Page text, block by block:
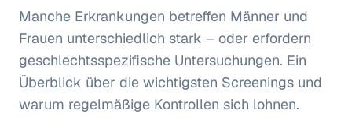
Manche Erkrankungen betreffen Männer und
Frauen unterschiedlich stark – oder erfordern
geschlechtsspezifische Untersuchungen. Ein
Überblick über die wichtigsten Screenings und
warum regelmäßige Kontrollen sich lohnen.